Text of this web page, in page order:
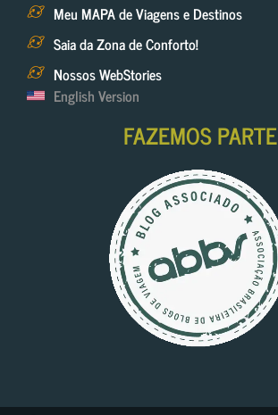
Meu MAPA de Viagens e Destinos
Saia da Zona de Conforto!
Nossos WebStories
English Version
FAZEMOS PARTE